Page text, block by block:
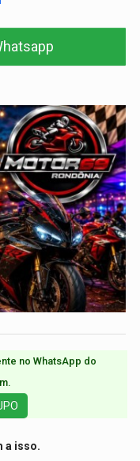
no WhatsApp do
a isso.